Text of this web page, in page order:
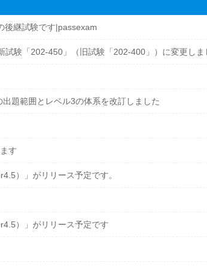
継試験です|passexam
験「202-450」（旧試験「202-400」）に変更しま
題範囲とレベル3の体系を改訂しました
す
）」がリリース予定です。
）」がリリース予定です